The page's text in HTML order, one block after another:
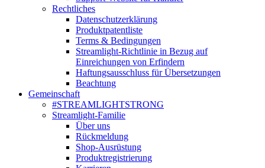
Rechtliches
Datenschutzerklärung
Produktpatentliste
Terms & Bedingungen
Streamlight-Richtlinie in Bezug auf
Einreichungen von Erfindern
Haftungsausschluss für Übersetzungen
Beachtung
Gemeinschaft
#STREAMLIGHTSTRONG
Streamlight-Familie
Über uns
Rückmeldung
Shop-Ausrüstung
Produktregistrierung